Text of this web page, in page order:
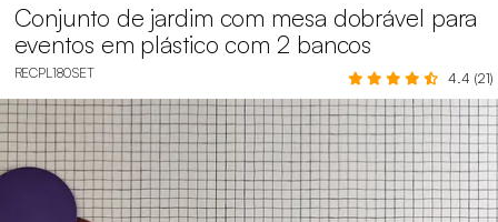
Conjunto de jardim com mesa dobrável para
eventos em plástico com 2 bancos
RECPL180SET 4.4 (21)